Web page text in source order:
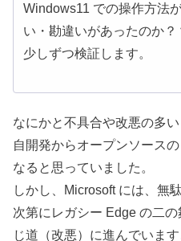
Windows11 での操作方法
い・勘違いがあったのか？
少しずつ検証します。
なにかと不具合や改悪の多
自開発からオープンソースの
なると思っていました。
しかし、Microsoft には、無
次第にレガシー Edge の二
じ道（改悪）に進んでいま